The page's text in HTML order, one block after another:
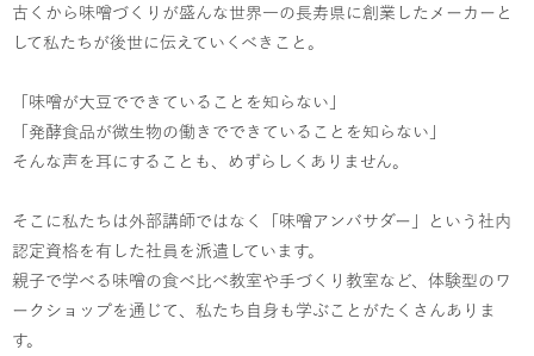
古くから味噌づくりが盛んな世界一の長寿県に創業したメーカーと
して私たちが後世に伝えていくべきこと。
「味噌が大豆でできていることを知らない」
「発酵食品が微生物の働きでできていることを知らない」
そんな声を耳にすることも、めずらしくありません。
そこに私たちは外部講師ではなく「味噌アンバサダー」という社内
認定資格を有した社員を派遣しています。
親子で学べる味噌の食べ比べ教室や手づくり教室など、体験型のワ
ークショップを通じて、私たち自身も学ぶことがたくさんありま
す。